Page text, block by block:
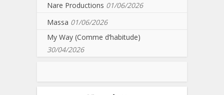
Nare Productions 01/06/2026
Massa 01/06/2026
My Way (Comme d’habitude)
30/04/2026